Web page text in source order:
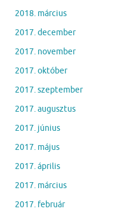
2018. március
2017. december
2017. november
2017. október
2017. szeptember
2017. augusztus
2017. június
2017. május
2017. április
2017. március
2017. február